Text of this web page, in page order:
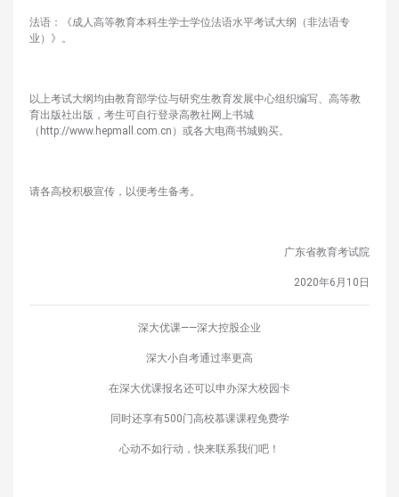
法语：《成人高等教育本科生学士学位法语水平考试大纲（非法语专
业）》。
以上考试大纲均由教育部学位与研究生教育发展中心组织编写、高等教
育出版社出版，考生可自行登录高教社网上书城
（http://www.hepmall.com.cn）或各大电商书城购买。
请各高校积极宣传，以便考生备考。
广东省教育考试院
2020年6月10日
深大优课——深大控股企业
深大小自考通过率更高
在深大优课报名还可以申办深大校园卡
同时还享有500门高校慕课课程免费学
心动不如行动，快来联系我们吧！